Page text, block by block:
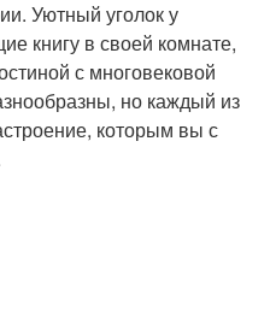
Уютный уголок у
книгу в своей комнате,
с многовековой
но каждый из
которым вы с